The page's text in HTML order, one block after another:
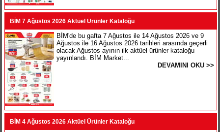
BİM 7 Ağustos 2026 Aktüel Ürünler Kataloğu
BİM'de bu gafta 7 Ağustos ile 14 Ağustos 2026 ve 9
Ağustos ile 16 Ağustos 2026 tarihleri arasında geçerli
olacak Ağustos ayının ilk aktüel ürünler kataloğu
yayınlandı. BİM Market...
DEVAMINI OKU >>
BİM 4 Ağustos 2026 Aktüel Ürünler Kataloğu